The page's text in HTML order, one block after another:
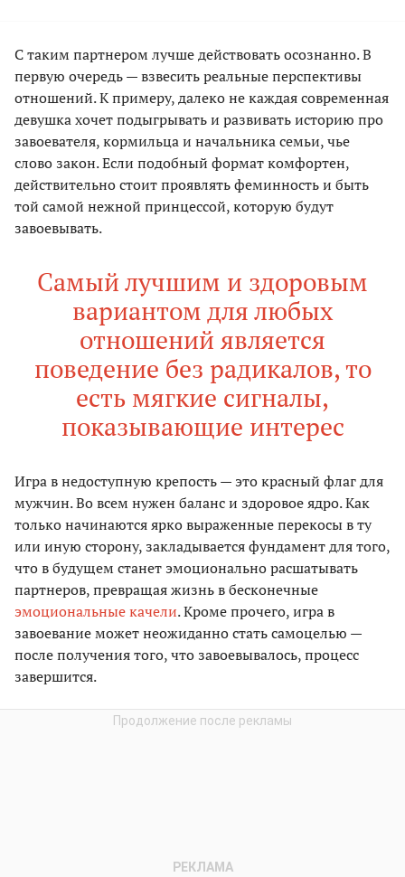
С таким партнером лучше действовать осознанно. В
первую очередь — взвесить реальные перспективы
отношений. К примеру, далеко не каждая современная
девушка хочет подыгрывать и развивать историю про
завоевателя, кормильца и начальника семьи, чье
слово закон. Если подобный формат комфортен,
действительно стоит проявлять феминность и быть
той самой нежной принцессой, которую будут
завоевывать.
Самый лучшим и здоровым
вариантом для любых
отношений является
поведение без радикалов, то
есть мягкие сигналы,
показывающие интерес
Игра в недоступную крепость — это красный флаг для
мужчин. Во всем нужен баланс и здоровое ядро. Как
только начинаются ярко выраженные перекосы в ту
или иную сторону, закладывается фундамент для того,
что в будущем станет эмоционально расшатывать
партнеров, превращая жизнь в бесконечные
эмоциональные качели. Кроме прочего, игра в
завоевание может неожиданно стать самоцелью —
после получения того, что завоевывалось, процесс
завершится.